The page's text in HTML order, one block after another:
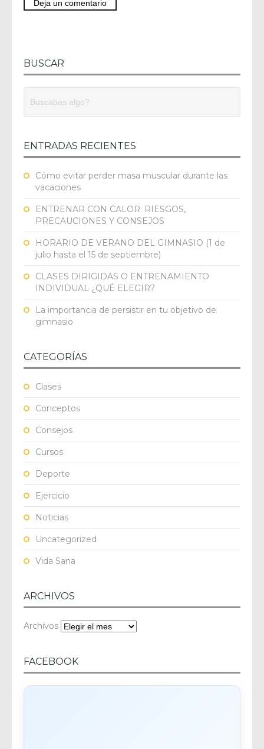
BUSCAR
ENTRADAS RECIENTES
Cómo evitar perder masa muscular durante las
vacaciones
ENTRENAR CON CALOR: RIESGOS,
PRECAUCIONES Y CONSEJOS
HORARIO DE VERANO DEL GIMNASIO (1 de
julio hasta el 15 de septiembre)
CLASES DIRIGIDAS O ENTRENAMIENTO
INDIVIDUAL ¿QUÉ ELEGIR?
La importancia de persistir en tu objetivo de
gimnasio
CATEGORÍAS
Clases
Conceptos
Consejos
Cursos
Deporte
Ejercicio
Noticias
Uncategorized
Vida Sana
ARCHIVOS
Archivos
FACEBOOK